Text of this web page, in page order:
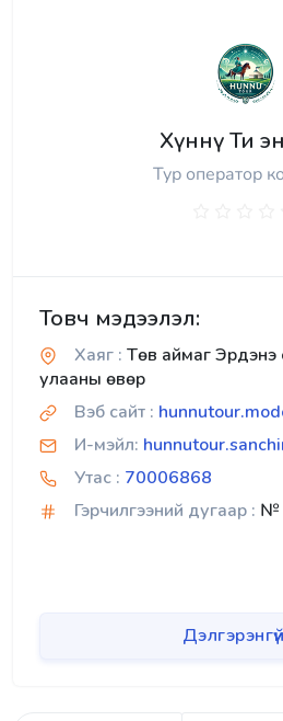
Хүннү Ти
Тур оператор
Товч мэдээлэл:
Хаяг : Төв аймаг
улааны өвөр
Вэб сайт :
И-мэйл:
Утас : 70006868
Гэрчилгээний дугаар : №
Дэлгэрэнгүй